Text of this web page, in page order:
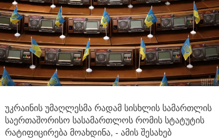
უკრაინის უმაღლესმა რადამ სისხლის სამართლის
საერთაშორისო სასამართლოს რომის სტატუტის
რატიფიცირება მოახდინა, - ამის შესახებ